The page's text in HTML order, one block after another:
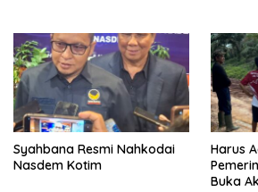
Syahbana Resmi Nahkodai
Nasdem Kotim
Harus
Buka